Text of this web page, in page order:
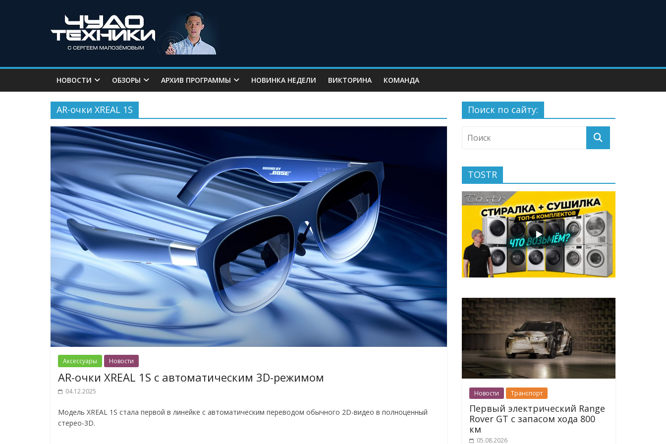
НОВОСТИ ОБЗОРЫ АРХИВ ПРОГРАММЫ НОВИНКА НЕДЕЛИ ВИКТОРИНА КОМАНДА
AR-очки XREAL 1S
Аксессуары Новости
AR-очки XREAL 1S с автоматическим 3D-режимом
04.12.2025
Модель XREAL 1S стала первой в линейке с автоматическим переводом обычного 2D-видео в полноценный
стерео-3D.
Поиск по сайту:
TOSTR
Новости Транспорт
Первый электрический Range
Rover GT с запасом хода 800
км
05.08.2026